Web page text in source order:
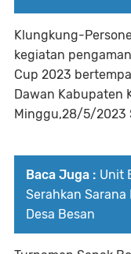
Klungkung-
kegiatan
Cup 2023
Dawan Kabupaten
Minggu,28/5/2023
Baca Juga : Unit
Serahkan Sarana
Desa Besan